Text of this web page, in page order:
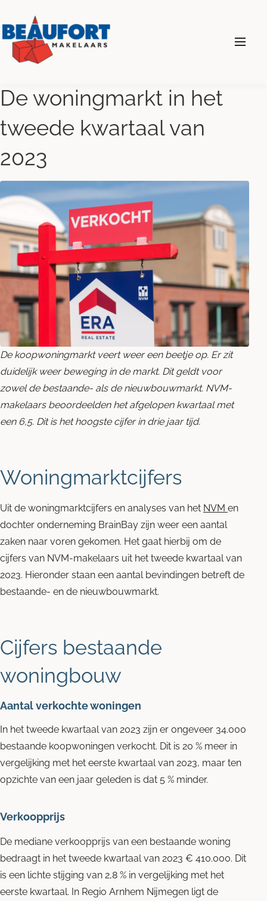
Diensten
Bedrijven
Over ons
Contact opnemen
De woningmarkt in het
tweede kwartaal van
2023
De koopwoningmarkt veert weer een beetje op. Er zit
duidelijk weer beweging in de markt. Dit geldt voor
zowel de bestaande- als de nieuwbouwmarkt. NVM-
makelaars beoordeelden het afgelopen kwartaal met
een 6,5. Dit is het hoogste cijfer in drie jaar tijd.
Woningmarktcijfers
Uit de woningmarktcijfers en analyses van het NVM en
dochter onderneming BrainBay zijn weer een aantal
zaken naar voren gekomen. Het gaat hierbij om de
cijfers van NVM-makelaars uit het tweede kwartaal van
2023. Hieronder staan een aantal bevindingen betreft de
bestaande- en de nieuwbouwmarkt.
Cijfers bestaande
woningbouw
Aantal verkochte woningen
In het tweede kwartaal van 2023 zijn er ongeveer 34.000
bestaande koopwoningen verkocht. Dit is 20 % meer in
vergelijking met het eerste kwartaal van 2023, maar ten
opzichte van een jaar geleden is dat 5 % minder.
Verkoopprijs
De mediane verkoopprijs van een bestaande woning
bedraagt in het tweede kwartaal van 2023 € 410.000. Dit
is een lichte stijging van 2,8 % in vergelijking met het
eerste kwartaal. In Regio Arnhem Nijmegen ligt de